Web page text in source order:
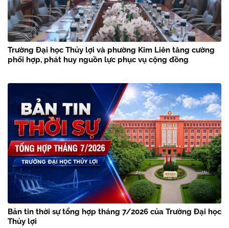
Trường Đại học Thủy lợi và phường Kim Liên tăng cường
phối hợp, phát huy nguồn lực phục vụ cộng đồng
Bản tin thời sự tổng hợp tháng 7/2026 của Trường Đại học
Thủy lợi